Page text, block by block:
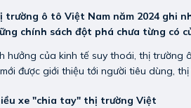
trường ô tô Việt Nam năm 2024 ghi
chính sách đột phá chưa từng có
hưởng của kinh tế suy thoái, thị trường
được giới thiệu tới người tiêu dùng,
xe "chia tay" thị trường Việt